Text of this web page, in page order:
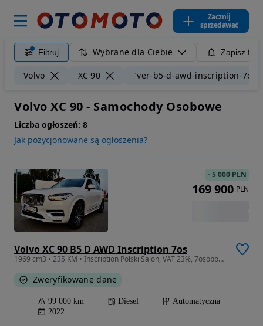
Zacznij
sprzedawać
Filtruj Wybrane dla Ciebie Zapisz
Volvo XC 90 "ver-b5-d-awd-inscription-7os"
Volvo XC 90 - Samochody Osobowe
Liczba ogłoszeń: 8
Jak pozycjonowane są ogłoszenia?
Volvo XC 90 B5 D AWD Inscription 7os
1969 cm3 • 235 KM • Inscription Polski Salon, VAT 23%, 7osobowy
Zweryfikowane dane
99 000 km Diesel
Automatyczna
2022
-5 000 PLN
169 900 PLN